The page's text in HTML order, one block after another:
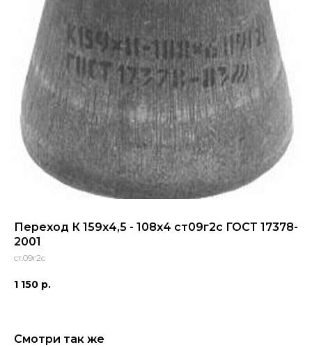
Переход К 159х4,5 - 108х4 ст09г2с ГОСТ 17378-
2001
ст.09г2с
1 150 р.
Смотри так же